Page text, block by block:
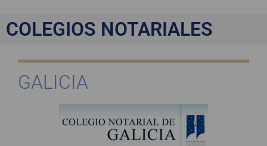
COLEGIOS NOTARIALES
GALICIA